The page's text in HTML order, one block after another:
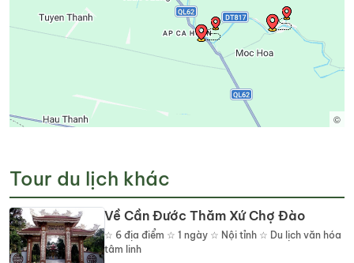
©
Tour du lịch khác
Về Cần Đước Thăm Xứ Chợ Đào
☆ 6 địa điểm ☆ 1 ngày ☆ Nội tỉnh ☆ Du lịch văn hóa
tâm linh